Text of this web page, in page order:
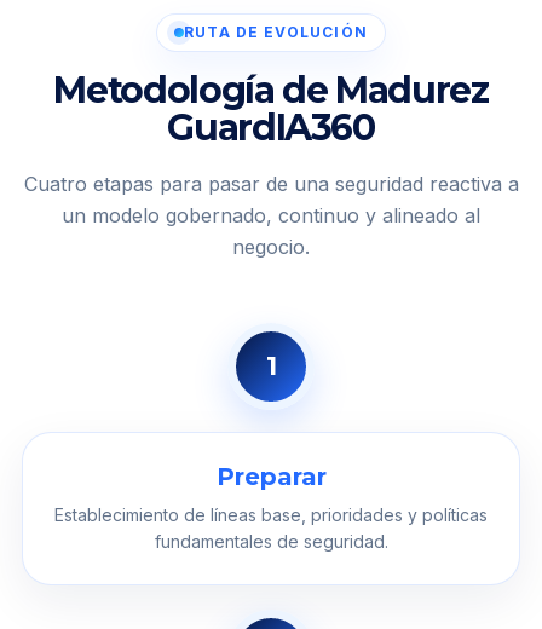
RUTA DE EVOLUCIÓN
Metodología de Madurez
GuardIA360
Cuatro etapas para pasar de una seguridad reactiva a
un modelo gobernado, continuo y alineado al
negocio.
1
Preparar
Establecimiento de líneas base, prioridades y políticas
fundamentales de seguridad.